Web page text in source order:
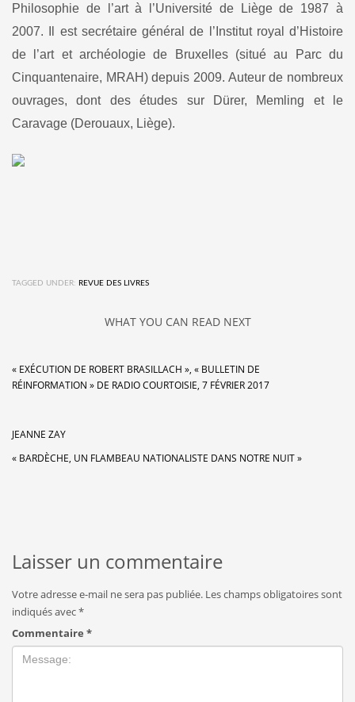
Philosophie de l’art à l’Université de Liège de 1987 à
2007. Il est secrétaire général de l’Institut royal d’Histoire
de l’art et archéologie de Bruxelles (situé au Parc du
Cinquantenaire, MRAH) depuis 2009. Auteur de nombreux
ouvrages, dont des études sur Dürer, Memling et le
Caravage (Derouaux, Liège).
TAGGED UNDER: REVUE DES LIVRES
WHAT YOU CAN READ NEXT
« EXÉCUTION DE ROBERT BRASILLACH », « BULLETIN DE
RÉINFORMATION » DE RADIO COURTOISIE, 7 FÉVRIER 2017
JEANNE ZAY
« BARDÈCHE, UN FLAMBEAU NATIONALISTE DANS NOTRE NUIT »
Laisser un commentaire
Votre adresse e-mail ne sera pas publiée. Les champs obligatoires sont
indiqués avec*
Commentaire *